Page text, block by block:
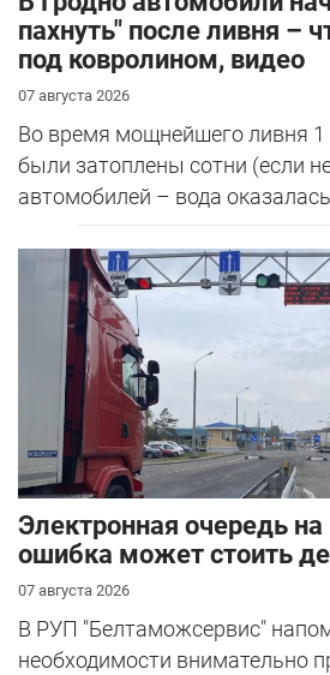
пахнуть" после ливня –
под ковролином, видео
07 августа 2026
Во время мощнейшего ливня 1
были затоплены сотни (если
автомобилей – вода
Электронная очередь на
ошибка может стоить
07 августа 2026
В РУП "Белтаможсервис"
необходимости внимательно